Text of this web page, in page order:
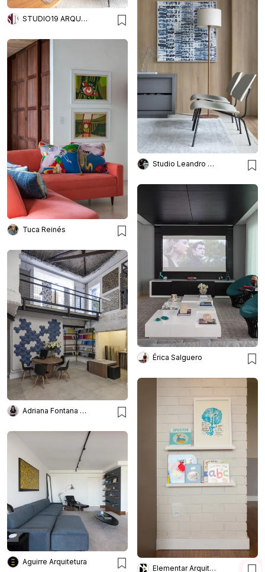
STUDIO19 ARQUITETURA E DESIGN
Studio Leandro Neves
Tuca Reinés
Érica Salguero
Adriana Fontana Design
Elementar Arquitetura
Aguirre Arquitetura